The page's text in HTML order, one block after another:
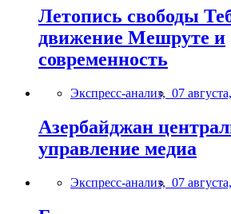
Летопись свободы
движение Мешруте и
современность
Экспресс-анализ, 07
Азербайджан
управление медиа
Экспресс-анализ, 07